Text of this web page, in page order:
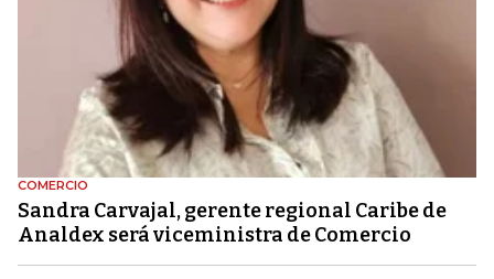
COMERCIO
Sandra Carvajal, gerente regional Caribe de
Analdex será viceministra de Comercio